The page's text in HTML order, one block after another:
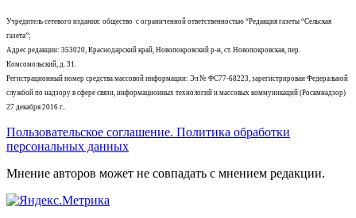
Учредитель сетевого издания: общество с ограниченной ответственностью “Редакция газеты “Сельская
газета”;
Адрес редакции: 353020, Краснодарский край, Новопокровский р-н, ст. Новопокровская, пер.
Комсомольский, д. 31.
Регистрационный номер средства массовой информации: Эл № ФС77-68223, зарегистрирован Федеральной
службой по надзору в сфере связи, информационных технологий и массовых коммуникаций (Роскмнадзор)
27 декабря 2016 г..
Пользовательское соглашение. Политика обработки
персональных данных
Мнение авторов может не совпадать с мнением редакции.